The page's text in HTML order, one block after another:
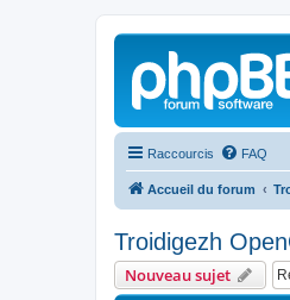
Raccourcis FAQ
Accueil du forum
Troidigezh
Nouveau sujet